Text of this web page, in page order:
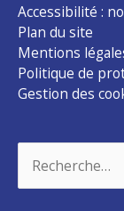
Accessibilité :
Plan du site
Mentions
Politique de
Gestion des